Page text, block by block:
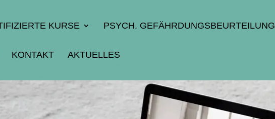
KURSE PSYCH. GEFÄHRDUNGSBEURTEILUNG
KONTAKT AKTUELLES